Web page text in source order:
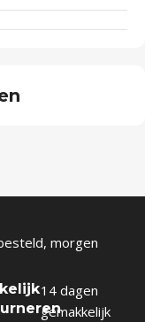
morgen
14 dagen
gemakkelijk